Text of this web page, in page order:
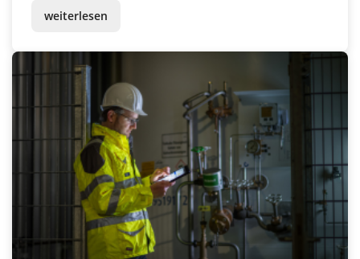
weiterlesen